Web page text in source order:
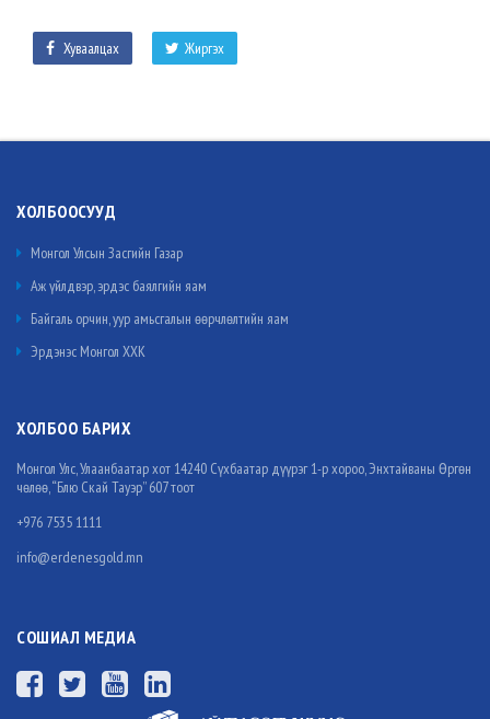
Жиргэх
Хуваалцах
ХОЛБООСУУД
Монгол Улсын Засгийн Газар
Аж үйлдвэр, эрдэс баялгийн яам
Байгаль орчин, уур амьсгалын өөрчлөлтийн яам
Эрдэнэс Монгол ХХК
ХОЛБОО БАРИХ
Монгол Улс, Улаанбаатар хот 14240 Сүхбаатар дүүрэг 1-р хороо, Энхтайваны Өргөн
чөлөө, “Блю Скай Тауэр” 607 тоот
+976 7535 1111
info@erdenesgold.mn
СОШИАЛ МЕДИА